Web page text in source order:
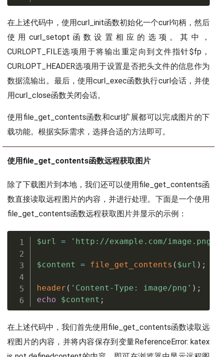
在上述代码中，使用curl_init函数初始化一个curl句柄，然后
使用curl_setopt函数设置相应的选项。其中，
CURLOPT_FILE选项用于将输出重定向到文件指针$fp，
CURLOPT_HEADER选项用于设置是否把头文件的信息作为
数据流输出。最后，使用curl_exec函数执行curl会话，并使
用curl_close函数关闭会话。
使用file_get_contents函数和curl扩展都可以完成图片的下
载功能。根据实际需求，选择合适的方法即可。
使用file_get_contents函数远程获取图片
除了下载图片到本地，我们还可以使用file_get_contents函
数直接读取远程图片的内容，并进行处理。下面是一个使用
file_get_contents函数远程获取图片并显示的示例：
$url = 'http://example.com/image.png'
$content = file_get_contents ( $url ) ;
header ( 'Content-Type: image/png' ) ;
echo
$content ;
在上述代码中，我们首先使用file_get_contents函数读取远
程图片的内容，并将内容保存到变量ReferenceError: katex